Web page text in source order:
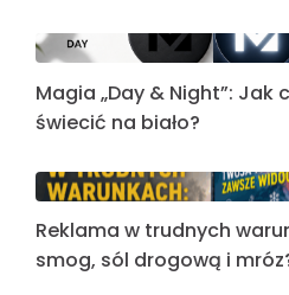
Magia „Day & Night”: Jak
świecić na biało?
Reklama w trudnych
smog, sól drogową i